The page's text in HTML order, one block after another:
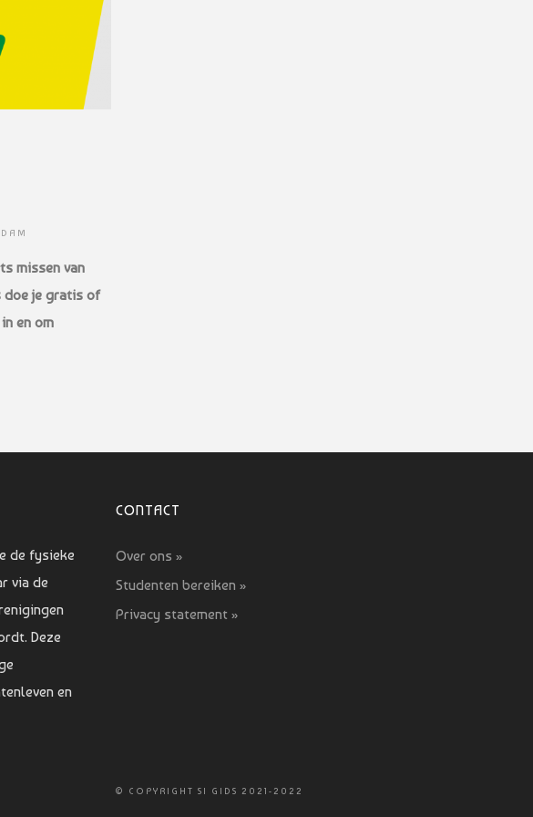
missen van
doe je gratis of
en om
de fysieke
via de
Deze
en
CONTACT
Over ons »
Studenten bereiken »
Privacy statement »
© COPYRIGHT SI GIDS 2021-2022